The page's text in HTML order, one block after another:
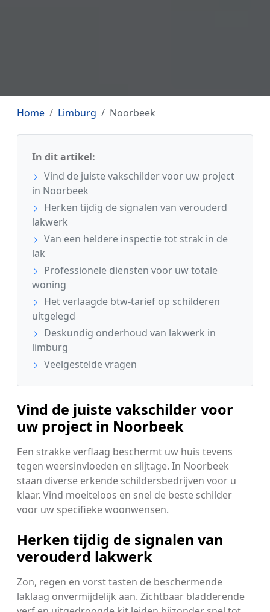
Home Limburg Noorbeek
In dit artikel:
Vind de juiste vakschilder voor uw project
in Noorbeek
Herken tijdig de signalen van verouderd
lakwerk
Van een heldere inspectie tot strak in de
lak
Professionele diensten voor uw totale
woning
Het verlaagde btw-tarief op schilderen
uitgelegd
Deskundig onderhoud van lakwerk in
limburg
Veelgestelde vragen
Vind de juiste vakschilder voor
uw project in Noorbeek
Een strakke verflaag beschermt uw huis tevens
tegen weersinvloeden en slijtage. In Noorbeek
staan diverse erkende schildersbedrijven voor u
klaar. Vind moeiteloos en snel de beste schilder
voor uw specifieke woonwensen.
Herken tijdig de signalen van
verouderd lakwerk
Zon, regen en vorst tasten de beschermende
laklaag onvermijdelijk aan. Zichtbaar bladderende